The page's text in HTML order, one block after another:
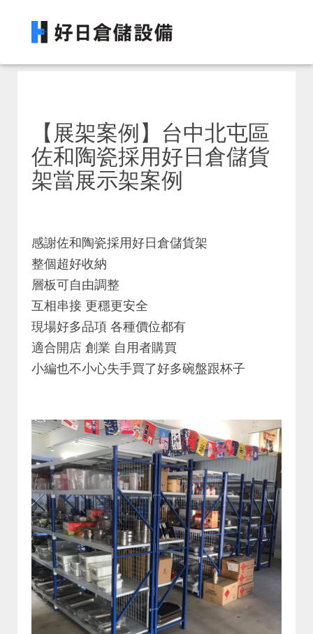
【展架案例】台中北屯區
佐和陶瓷採用好日倉儲貨
架當展示架案例
感謝佐和陶瓷採用好日倉儲貨架
整個超好收納
層板可自由調整
互相串接 更穩更安全
現場好多品項 各種價位都有
適合開店 創業 自用者購買
小編也不小心失手買了好多碗盤跟杯子